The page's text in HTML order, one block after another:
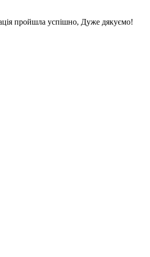
пройшла успішно, Дуже дякуємо!